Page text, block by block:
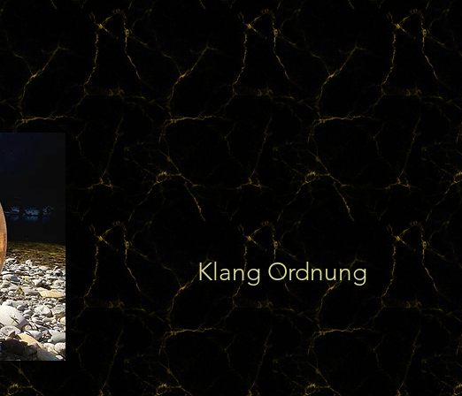
Klang Ordnung